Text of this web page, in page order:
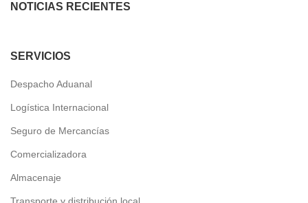
NOTICIAS RECIENTES
SERVICIOS
Despacho Aduanal
Logística Internacional
Seguro de Mercancías
Comercializadora
Almacenaje